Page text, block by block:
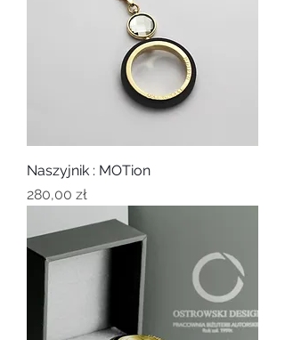
Naszyjnik : MOTion
Cena
280,00 zł